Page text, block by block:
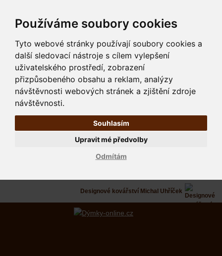
Používáme soubory cookies
Tyto webové stránky používají soubory cookies a
další sledovací nástroje s cílem vylepšení
uživatelského prostředí, zobrazení
přizpůsobeného obsahu a reklam, analýzy
návštěvnosti webových stránek a zjištění zdroje
návštěvnosti.
Souhlasím
Odmítám
Upravit mé předvolby
Designové kovářství Michal Uhříček